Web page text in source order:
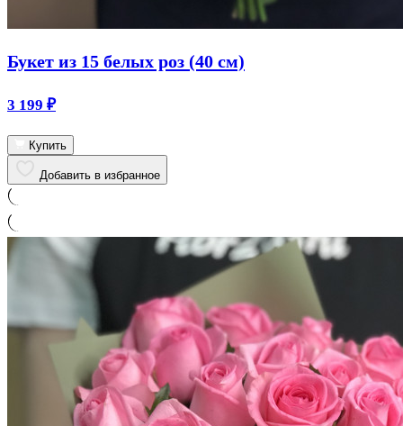
Букет из 15 белых роз (40 см)
3 199 ₽
Купить
Добавить в избранное